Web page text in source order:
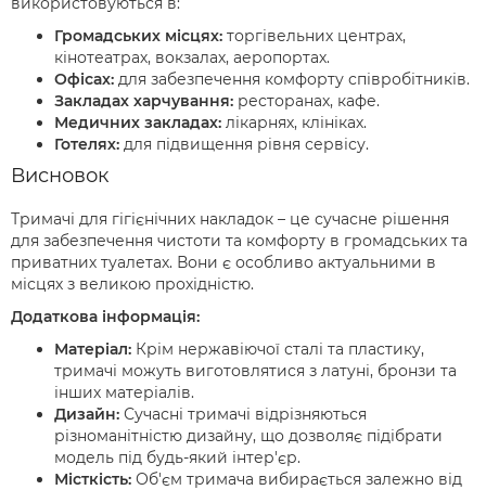
Громадських місцях: торгівельних центрах,
кінотеатрах, вокзалах, аеропортах.
Офісах: для забезпечення комфорту співробітників.
Закладах харчування: ресторанах, кафе.
Медичних закладах: лікарнях, клініках.
Готелях: для підвищення рівня сервісу.
Висновок
Тримачі для гігієнічних накладок – це сучасне рішення
для забезпечення чистоти та комфорту в громадських та
приватних туалетах. Вони є особливо актуальними в
місцях з великою прохідністю.
Додаткова інформація:
Матеріал: Крім нержавіючої сталі та пластику,
тримачі можуть виготовлятися з латуні, бронзи та
інших матеріалів.
Дизайн: Сучасні тримачі відрізняються
різноманітністю дизайну, що дозволяє підібрати
модель під будь-який інтер'єр.
Місткість: Об'єм тримача вибирається залежно від